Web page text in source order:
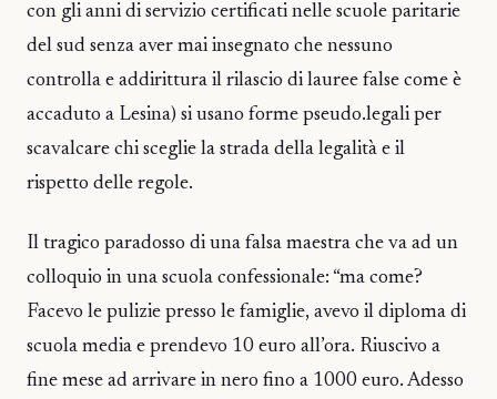
con gli anni di servizio certificati nelle scuole paritarie
del sud senza aver mai insegnato che nessuno
controlla e addirittura il rilascio di lauree false come è
accaduto a Lesina) si usano forme pseudo.legali per
scavalcare chi sceglie la strada della legalità e il
rispetto delle regole.
Il tragico paradosso di una falsa maestra che va ad un
colloquio in una scuola confessionale: “ma come?
Facevo le pulizie presso le famiglie, avevo il diploma di
scuola media e prendevo 10 euro all’ora. Riuscivo a
fine mese ad arrivare in nero fino a 1000 euro. Adesso